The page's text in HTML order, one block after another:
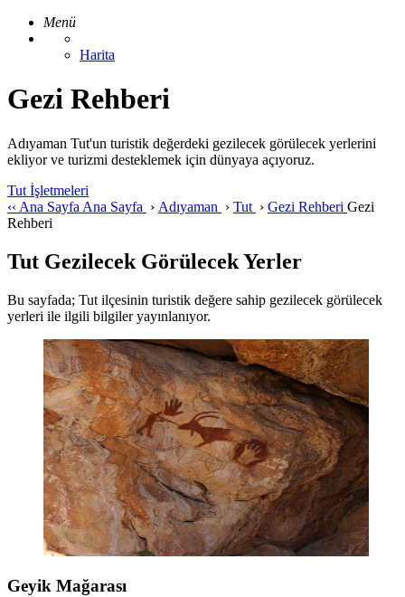
Menü
Harita
Gezi Rehberi
Adıyaman Tut'un turistik değerdeki gezilecek görülecek yerlerini
ekliyor ve turizmi desteklemek için dünyaya açıyoruz.
Tut İşletmeleri
‹‹ Ana Sayfa Ana Sayfa › Adıyaman › Tut › Gezi Rehberi Gezi
Rehberi
Tut Gezilecek Görülecek Yerler
Bu sayfada; Tut ilçesinin turistik değere sahip gezilecek görülecek
yerleri ile ilgili bilgiler yayınlanıyor.
Geyik Mağarası